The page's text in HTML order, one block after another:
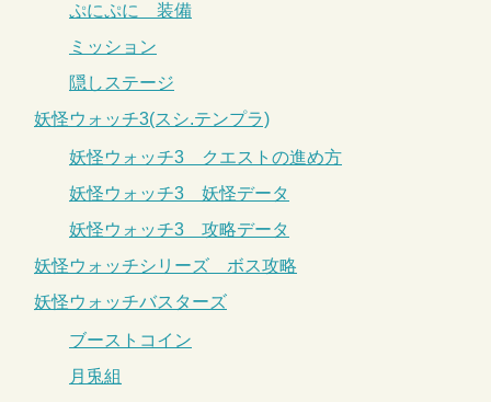
ぷにぷに 装備
ミッション
隠しステージ
妖怪ウォッチ3(スシ.テンプラ)
妖怪ウォッチ3 クエストの進め方
妖怪ウォッチ3 妖怪データ
妖怪ウォッチ3 攻略データ
妖怪ウォッチシリーズ ボス攻略
妖怪ウォッチバスターズ
ブーストコイン
月兎組